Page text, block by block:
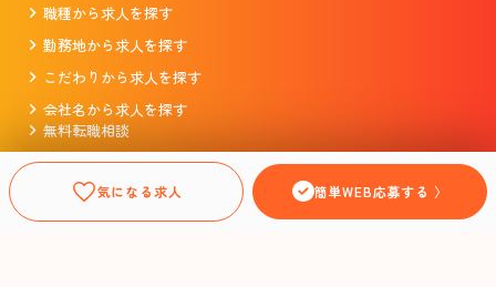
気になる求人 簡単WEB応募する 〉
職種から求人を探す
勤務地から求人を探す
こだわりから求人を探す
会社名から求人を探す
無料転職相談
掲載をお考えの企業様
プライバシーポリシー